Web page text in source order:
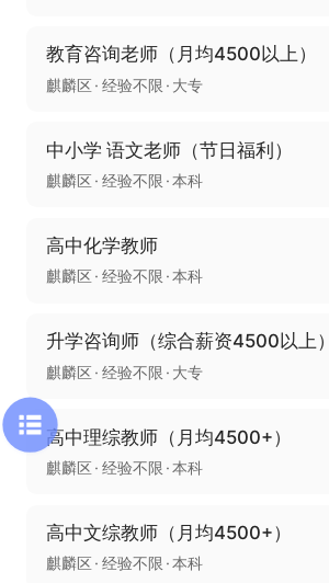
教育咨询老师（月均4500以上）
麒麟区 经验不限 大专
中小学 语文老师（节日福利）
麒麟区 经验不限 本科
高中化学教师
麒麟区 经验不限 本科
升学咨询师（综合薪资4500以上）
麒麟区 经验不限 大专
高中理综教师（月均4500+）
麒麟区 经验不限 本科
高中文综教师（月均4500+）
麒麟区 经验不限 本科